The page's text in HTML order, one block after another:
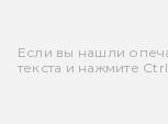
Если вы нашли
текста и нажмите